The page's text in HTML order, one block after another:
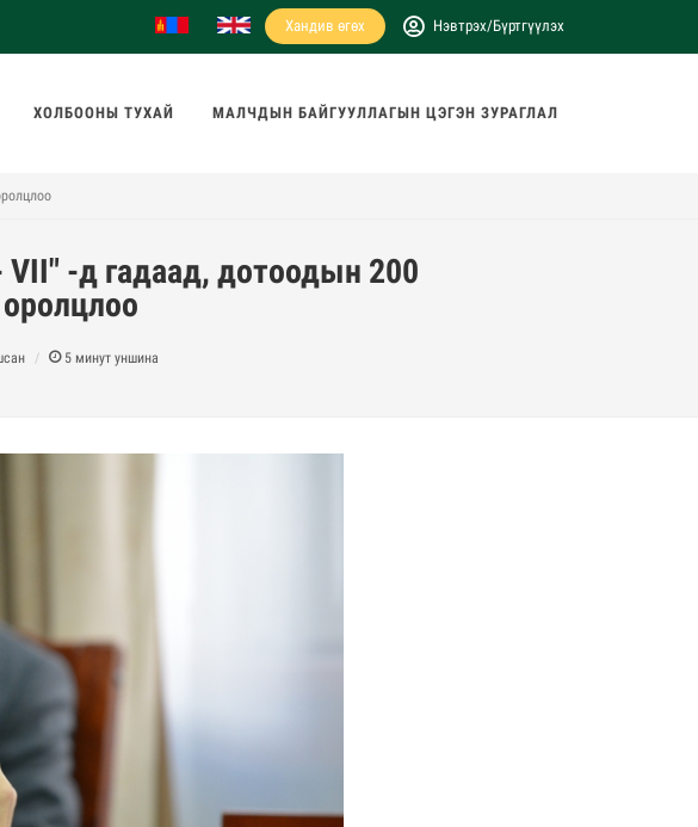
Хандив өгөх Нэвтрэх/Бүртгүүлэх
ХОЛБООНЫ ТУХАЙ МАЛЧДЫН БАЙГУУЛЛАГЫН ЦЭГЭН ЗУРАГЛАЛ
-д гадаад, дотоодын 200
5 минут уншина